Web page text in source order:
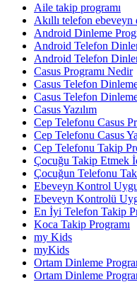
Aile takip programı
Akıllı telefon ebeveyn
Android Dinleme
Android Telefon
Android Telefon
Casus Programı Nedir
Casus Telefon
Casus Telefon
Casus Yazılım
Cep Telefonu Casus
Cep Telefonu Casus
Cep Telefonu Takip
Çocuğu Takip Etmek
Çocuğun Telefonu
Ebeveyn Kontrol
Ebeveyn Kontrolü
En İyi Telefon Takip
Koca Takip Programı
my Kids
myKids
Ortam Dinleme
Ortam Dinleme